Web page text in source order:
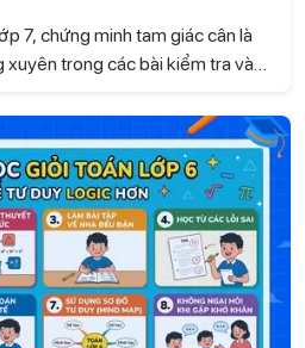
7, chứng minh tam giác cân là
trong các bài kiểm tra và
dụng linh hoạt các tính chất hình
hiểu cách chứng minh tam giác
ngay sau đây.